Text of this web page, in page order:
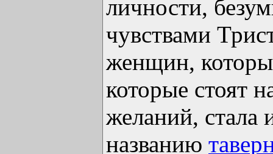
личности,
чувствами
женщин,
которые стоят
желаний, стала
названию